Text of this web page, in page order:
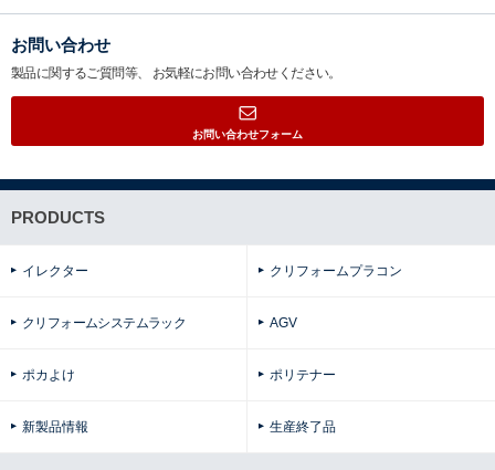
お問い合わせ
製品に関するご質問等、 お気軽にお問い合わせください。
お問い合わせフォーム
PRODUCTS
イレクター クリフォームプラコン
クリフォームシステムラック AGV
ポカよけ ポリテナー
新製品情報 生産終了品